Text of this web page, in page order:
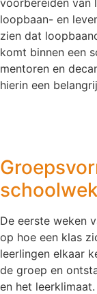
voorbereiden van
loopbaan- en
zien dat
komt binnen een
mentoren en
hierin een
vooral aandacht
waarop leerlingen
overstap naar
blijkt uit
eenmalige keuze.
vaardigheden en
gedurende hun
van
De eerste weken
op hoe een klas
leerlingen elkaar
de groep en
en het